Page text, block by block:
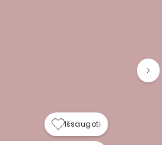
Išsaugoti